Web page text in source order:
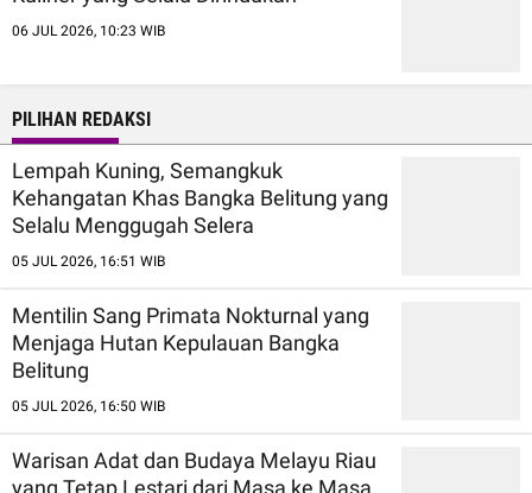
06 JUL 2026, 10:23 WIB
PILIHAN REDAKSI
Lempah Kuning, Semangkuk
Kehangatan Khas Bangka Belitung yang
Selalu Menggugah Selera
05 JUL 2026, 16:51 WIB
Mentilin Sang Primata Nokturnal yang
Menjaga Hutan Kepulauan Bangka
Belitung
05 JUL 2026, 16:50 WIB
Warisan Adat dan Budaya Melayu Riau
yang Tetap Lestari dari Masa ke Masa